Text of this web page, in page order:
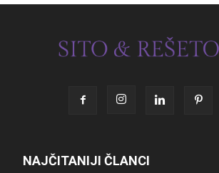
NAJČITANIJI ČLANCI